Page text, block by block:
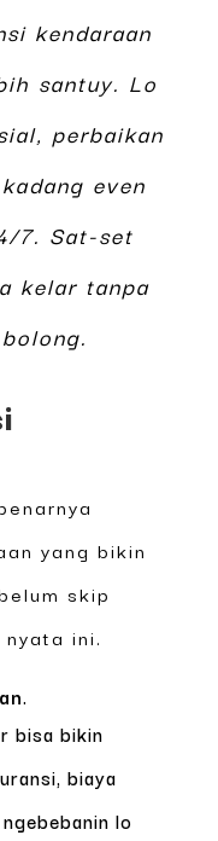
kendaraan
santuy. Lo
perbaikan
even
7. Sat-set
kelar tanpa
yang bikin
skip
ini.
.
bisa bikin
biaya
lo